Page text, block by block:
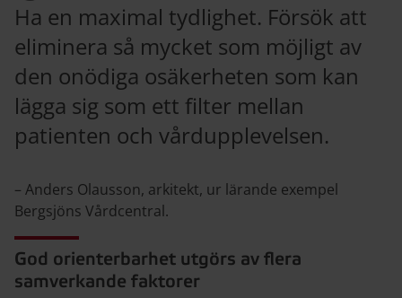
Ha en maximal tydlighet. Försök att
eliminera så mycket som möjligt av
den onödiga osäkerheten som kan
lägga sig som ett filter mellan
patienten och vårdupplevelsen.
– Anders Olausson, arkitekt, ur lärande exempel
Bergsjöns Vårdcentral.
God orienterbarhet utgörs av flera
samverkande faktorer